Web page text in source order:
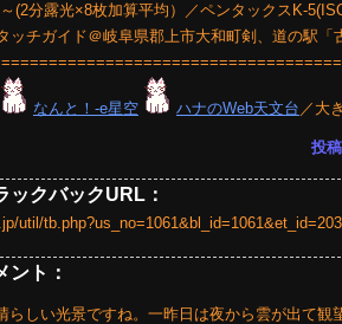
(2分露光×8枚加算平均）／ペンタックスK-
ッチガイド＠岐阜県郡上市大和町剣、道の駅「
なんと！-e星空 ハナのWeb天文台 ／大
投
クバックURL：
util/
ト：
らしい光景ですね。一昨日は夜から雲が出て